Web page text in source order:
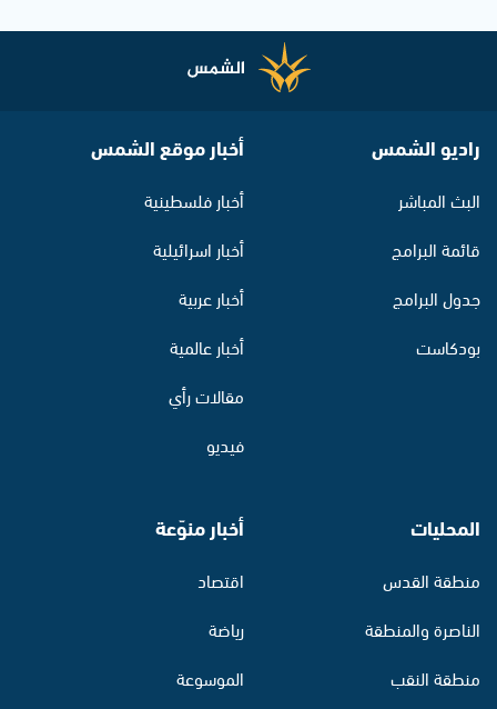
راديو الشمس
البث المباشر
قائمة البرامج
جدول البرامج
بودكاست
أخبار موقع الشمس
أخبار فلسطينية
أخبار اسرائيلية
أخبار عربية
أخبار عالمية
مقالات رأي
فيديو
المحليات
منطقة القدس
الناصرة والمنطقة
منطقة النقب
أخبار منوّعة
اقتصاد
رياضة
الموسوعة